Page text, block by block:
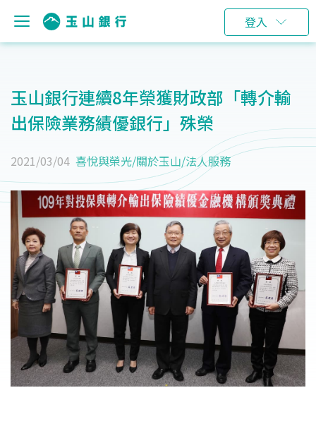
登入
玉山銀行連續8年榮獲財政部「轉介輸
出保險業務績優銀行」殊榮
2021/03/04 喜悅與榮光/關於玉山/法人服務